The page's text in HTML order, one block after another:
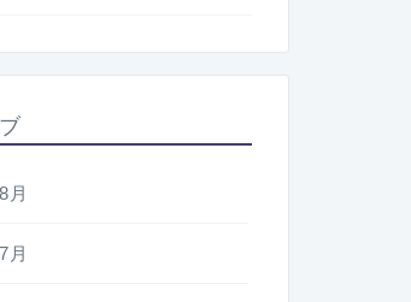
月
月